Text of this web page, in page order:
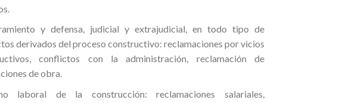
y defensa, judicial y extrajudicial, en todo tipo de
derivados del proceso constructivo: reclamaciones por vicios
conflictos con la administración, reclamación de
de obra.
laboral de la construcción: reclamaciones salariales,